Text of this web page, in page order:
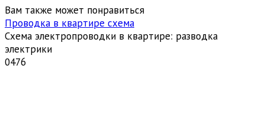
Вам также может понравиться
Проводка в квартире схема
Схема электропроводки в квартире: разводка
электрики
0476